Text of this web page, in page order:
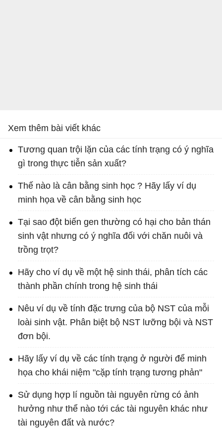
Xem thêm bài viết khác
Tương quan trội lặn của các tính trạng có ý nghĩa
gì trong thực tiễn sản xuất?
Thế nào là cân bằng sinh học ? Hãy lấy ví dụ
minh họa về cân bằng sinh học
Tại sao đột biến gen thường có hại cho bản thán
sinh vật nhưng có ý nghĩa đối với chăn nuôi và
trồng trọt?
Hãy cho ví dụ về một hệ sinh thái, phân tích các
thành phần chính trong hệ sinh thái
Nêu ví dụ về tính đặc trưng của bộ NST của mỗi
loài sinh vật. Phân biệt bộ NST lưỡng bội và NST
đơn bội.
Hãy lấy ví dụ về các tính trạng ở người để minh
họa cho khái niệm "cặp tính trạng tương phản"
Sử dụng hợp lí nguồn tài nguyên rừng có ảnh
hưởng như thể nào tới các tài nguyên khác như
tài nguyên đất và nước?